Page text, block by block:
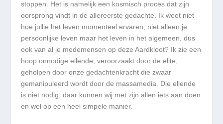
stoppen. Het is namelijk een kosmisch proces dat zijn
oorsprong vindt in de allereerste gedachte. Ik weet niet
hoe jullie het leven momenteel ervaren, niet alleen je
persoonlijke leven maar het leven in het algemeen, dus
ook van al je medemensen op deze Aardkloot? Ik zie een
hoop onnodige ellende, veroorzaakt door de elite,
geholpen door onze gedachtenkracht die zwaar
gemanipuleerd wordt door de massamedia. Die ellende
is niet nodig, daar kunnen wij met zijn allen iets aan doen
en wel op een heel simpele manier.